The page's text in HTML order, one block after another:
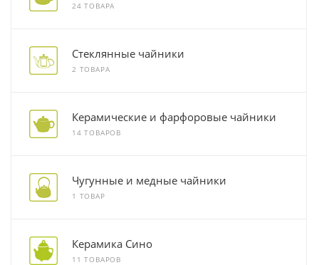
24 ТОВАРА
Стеклянные чайники
2 ТОВАРА
Керамические и фарфоровые чайники
14 ТОВАРОВ
Чугунные и медные чайники
1 ТОВАР
Керамика Сино
11 ТОВАРОВ